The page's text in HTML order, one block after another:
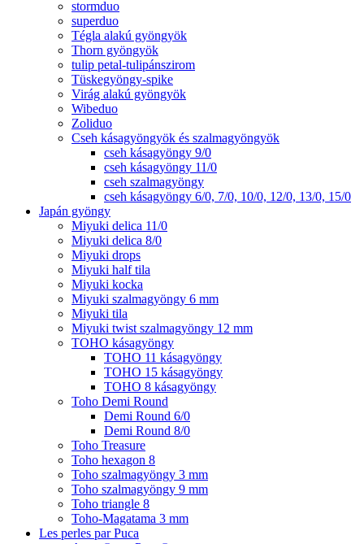
stormduo
superduo
Tégla alakú gyöngyök
Thorn gyöngyök
tulip petal-tulipánszirom
Tüskegyöngy-spike
Virág alakú gyöngyök
Wibeduo
Zoliduo
Cseh kásagyöngyök és szalmagyöngyök
cseh kásagyöngy 9/0
cseh kásagyöngy 11/0
cseh szalmagyöngy
cseh kásagyöngy 6/0, 7/0, 10/0, 12/0, 13/0, 15/0
Japán gyöngy
Miyuki delica 11/0
Miyuki delica 8/0
Miyuki drops
Miyuki half tila
Miyuki kocka
Miyuki szalmagyöngy 6 mm
Miyuki tila
Miyuki twist szalmagyöngy 12 mm
TOHO kásagyöngy
TOHO 11 kásagyöngy
TOHO 15 kásagyöngy
TOHO 8 kásagyöngy
Toho Demi Round
Demi Round 6/0
Demi Round 8/0
Toho Treasure
Toho hexagon 8
Toho szalmagyöngy 3 mm
Toho szalmagyöngy 9 mm
Toho triangle 8
Toho-Magatama 3 mm
Les perles par Puca